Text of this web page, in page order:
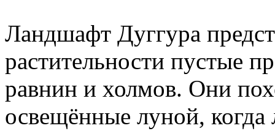
Ландшафт Дуггура
растительности пустые
равнин и холмов. Они
освещённые луной,